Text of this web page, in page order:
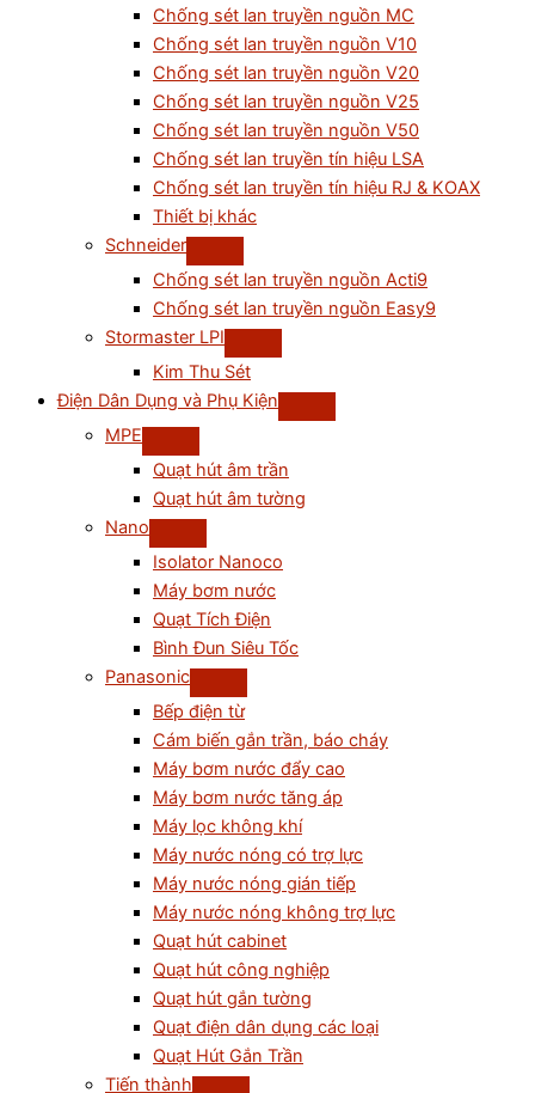
Chống sét lan truyền nguồn MC
Chống sét lan truyền nguồn V10
Chống sét lan truyền nguồn V20
Chống sét lan truyền nguồn V25
Chống sét lan truyền nguồn V50
Chống sét lan truyền tín hiệu LSA
Chống sét lan truyền tín hiệu RJ & KOAX
Thiết bị khác
Schneider
Chống sét lan truyền nguồn Acti9
Chống sét lan truyền nguồn Easy9
Stormaster LPI
Kim Thu Sét
Điện Dân Dụng và Phụ Kiện
MPE
Quạt hút âm trần
Quạt hút âm tường
Nano
Isolator Nanoco
Máy bơm nước
Quạt Tích Điện
Bình Đun Siêu Tốc
Panasonic
Bếp điện từ
Cám biến gắn trần, báo cháy
Máy bơm nước đẩy cao
Máy bơm nước tăng áp
Máy lọc không khí
Máy nước nóng có trợ lực
Máy nước nóng gián tiếp
Máy nước nóng không trợ lực
Quạt hút cabinet
Quạt hút công nghiệp
Quạt hút gắn tường
Quạt điện dân dụng các loại
Quạt Hút Gắn Trần
Tiến thành